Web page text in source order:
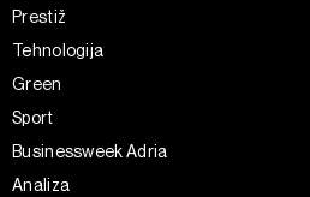
Prestiž
Tehnologija
Green
Sport
Businessweek Adria
Analiza